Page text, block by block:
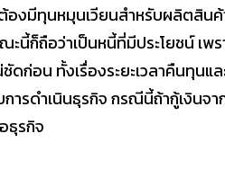
องมีทุนหมุนเวียนสำหรับผลิตสินค้
ก็ถือว่าเป็นหนี้ที่มีประโยชน์ เพร
อน ทั้งเรื่องระยะเวลาคืนทุนแล
รดำเนินธุรกิจ กรณีนี้ถ้ากู้เงินจา
ธุรกิจ